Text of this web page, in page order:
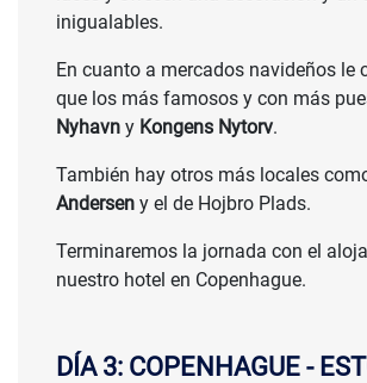
inigualables.
En cuanto a mercados navideños le
que los más famosos y con más
Nyhavn y Kongens Nytorv.
También hay otros más locales
Andersen y el de Hojbro Plads.
Terminaremos la jornada con el
nuestro hotel en Copenhague.
DÍA 3: COPENHAGUE -